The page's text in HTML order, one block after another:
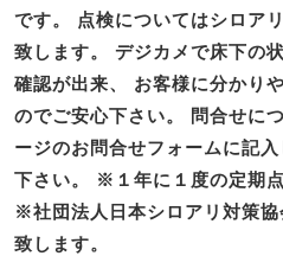
です。 点検についてはシロア
致します。 デジカメで床下の
確認が出来、 お客様に分かり
のでご安心下さい。 問合せに
ージのお問合せフォームに記
下さい。
※１年に１度の定期
※社団法人日本シロアリ対策
致します。